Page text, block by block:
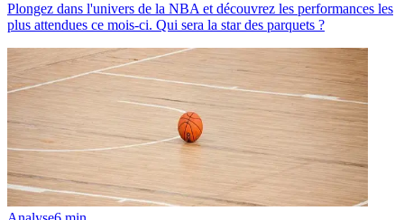
Plongez dans l'univers de la NBA et découvrez les performances les
plus attendues ce mois-ci. Qui sera la star des parquets ?